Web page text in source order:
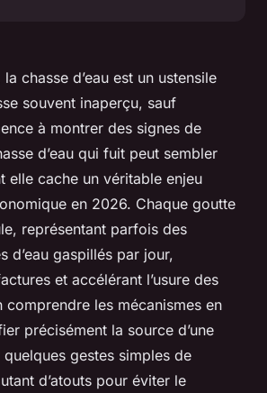
chasse d’eau est un ustensile
souvent inaperçu, sauf
à montrer des signes de
d’eau qui fuit peut sembler
elle cache un véritable enjeu
en 2026. Chaque goutte
représentant parfois des
d’eau gaspillés par jour,
et accélérant l’usure des
comprendre les mécanismes en
précisément la source d’une
gestes simples de
d’atouts pour éviter le